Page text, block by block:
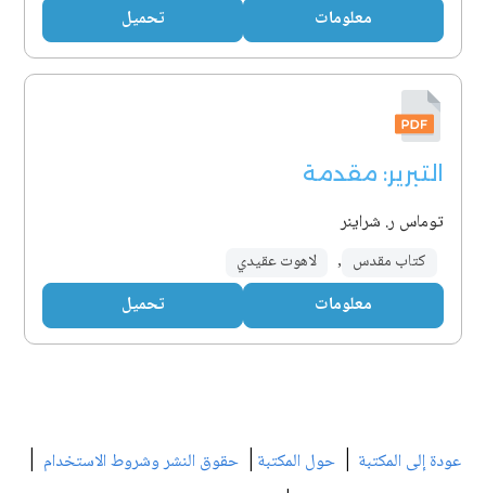
معلومات تحميل
التبرير: مقدمة
توماس ر. شراينر
كتاب مقدس , لاهوت عقيدي
معلومات تحميل
عودة إلى المكتبة | حول المكتبة | حقوق النشر وشروط الاستخدام |